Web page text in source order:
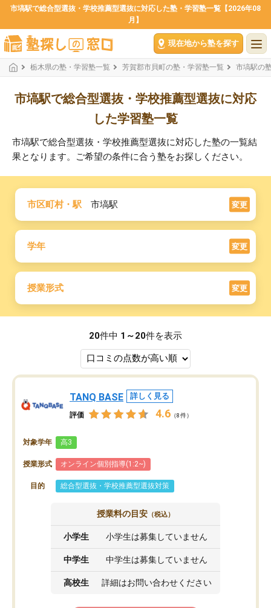
市塙駅で総合型選抜・学校推薦型選抜に対応した塾・学習塾一覧【2026年08
月】
現在地から塾を探す
栃木県の塾・学習塾一覧 芳賀郡市貝町の塾・学習塾一覧 市塙駅の
市塙駅で総合型選抜・学校推薦型選抜に対応
した学習塾一覧
市塙駅で総合型選抜・学校推薦型選抜に対応した塾の一覧結
果となります。ご希望の条件に合う塾をお探しください。
市区町村・駅 市塙駅 変更
学年 変更
授業形式 変更
20件中 1～20件を表示
TANQ BASE 詳しく見る
評価 4.6 （8件）
対象学年 高3
授業形式 オンライン個別指導(1:2~)
目的 総合型選抜・学校推薦型選抜対策
授業料の目安 （税込）
小学生 小学生は募集していません
中学生 中学生は募集していません
高校生 詳細はお問い合わせください